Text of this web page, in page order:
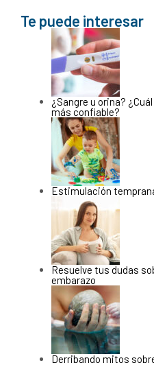
Te puede interesar
¿Sangre u orina?
más confiable?
Estimulación
Resuelve tus dudas
embarazo
Derribando mitos